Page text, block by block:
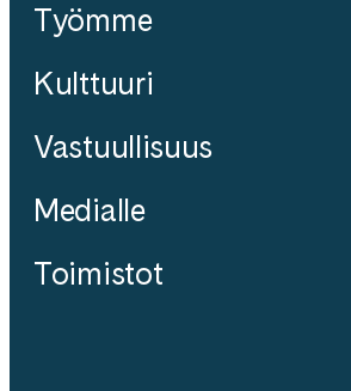
Työmme
Kulttuuri
Vastuullisuus
Medialle
Toimistot